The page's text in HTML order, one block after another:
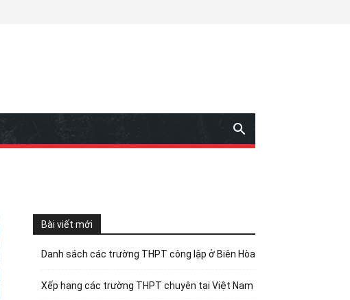
Bài viết mới
Danh sách các trường THPT công lập ở Biên Hòa
Xếp hạng các trường THPT chuyên tại Việt Nam